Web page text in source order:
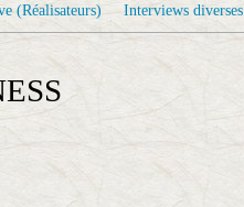
(Réalisateurs) Interviews diverses